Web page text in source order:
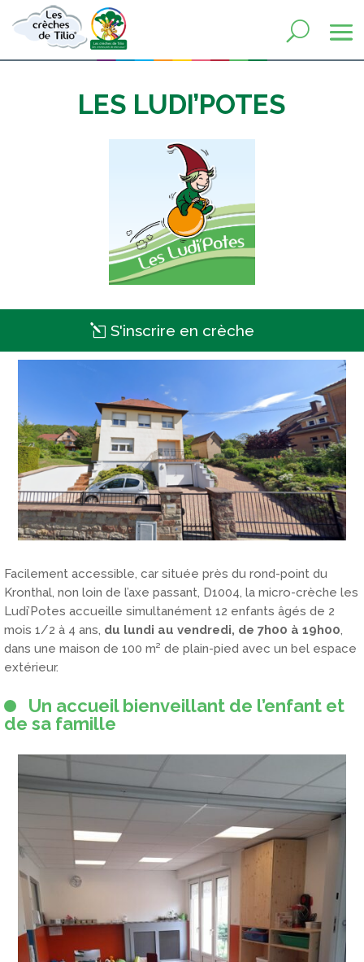
LES LUDI’POTES
S'inscrire en crèche
Facilement accessible, car située près du rond-point du
Kronthal, non loin de l’axe passant, D1004, la micro-crèche les
Ludi’Potes accueille simultanément 12 enfants âgés de 2
mois 1/2 à 4 ans, du lundi au vendredi, de 7h00 à 19h00,
dans une maison de 100 m² de plain-pied avec un bel espace
extérieur.
Un accueil bienveillant de l’enfant et
de sa famille